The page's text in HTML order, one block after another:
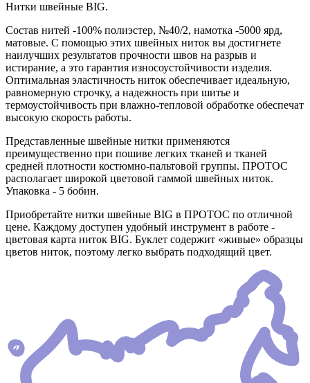
Нитки швейные BIG.
Состав нитей -100% полиэстер, №40/2, намотка -5000 ярд,
матовые. С помощью этих швейных ниток вы достигнете
наилучших результатов прочности швов на разрыв и
истирание, а это гарантия износоустойчивости изделия.
Оптимальная эластичность ниток обеспечивает идеальную,
равномерную строчку, а надежность при шитье и
термоустойчивость при влажно-тепловой обработке обеспечат
высокую скорость работы.
Представленные швейные нитки применяются
преимущественно при пошиве легких тканей и тканей
средней плотности костюмно-пальтовой группы. ПРОТОС
располагает широкой цветовой гаммой швейных ниток.
Упаковка - 5 бобин.
Приобретайте нитки швейные BIG в ПРОТОС по отличной
цене. Каждому доступен удобный инструмент в работе -
цветовая карта ниток BIG. Буклет содержит «живые» образцы
цветов ниток, поэтому легко выбрать подходящий цвет.